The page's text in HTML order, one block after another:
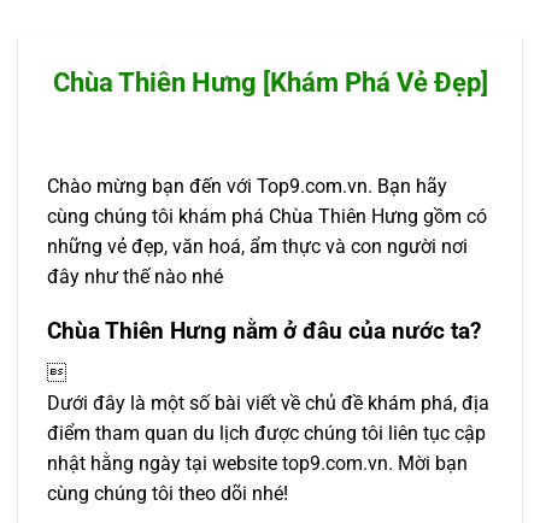
Chùa Thiên Hưng [Khám Phá Vẻ Đẹp]
Chào mừng bạn đến với Top9.com.vn. Bạn hãy
cùng chúng tôi khám phá Chùa Thiên Hưng gồm có
những vẻ đẹp, văn hoá, ẩm thực và con người nơi
đây như thế nào nhé
Chùa Thiên Hưng nằm ở đâu của nước ta?

Dưới đây là một số bài viết về chủ đề khám phá, địa
điểm tham quan du lịch được chúng tôi liên tục cập
nhật hằng ngày tại website top9.com.vn. Mời bạn
cùng chúng tôi theo dõi nhé!